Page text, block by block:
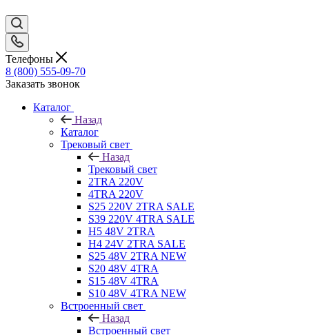
Телефоны
8 (800) 555-09-70
Заказать звонок
Каталог
Назад
Каталог
Трековый свет
Назад
Трековый свет
2TRA 220V
4TRA 220V
S25 220V 2TRA SALE
S39 220V 4TRA SALE
H5 48V 2TRA
H4 24V 2TRA SALE
S25 48V 2TRA NEW
S20 48V 4TRA
S15 48V 4TRA
S10 48V 4TRA NEW
Встроенный свет
Назад
Встроенный свет